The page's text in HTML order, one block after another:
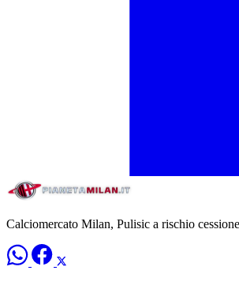
Calciomercato Milan, Pulisic a rischio